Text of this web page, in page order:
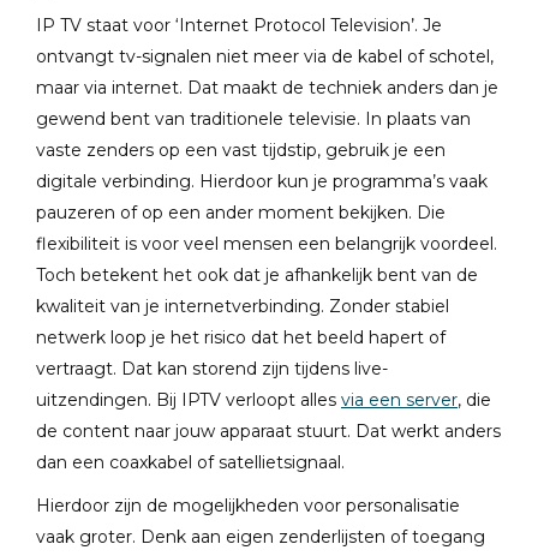
IP TV staat voor ‘Internet Protocol Television’. Je
ontvangt tv-signalen niet meer via de kabel of schotel,
maar via internet. Dat maakt de techniek anders dan je
gewend bent van traditionele televisie. In plaats van
vaste zenders op een vast tijdstip, gebruik je een
digitale verbinding. Hierdoor kun je programma’s vaak
pauzeren of op een ander moment bekijken. Die
flexibiliteit is voor veel mensen een belangrijk voordeel.
Toch betekent het ook dat je afhankelijk bent van de
kwaliteit van je internetverbinding. Zonder stabiel
netwerk loop je het risico dat het beeld hapert of
vertraagt. Dat kan storend zijn tijdens live-
uitzendingen. Bij IPTV verloopt alles via een server, die
de content naar jouw apparaat stuurt. Dat werkt anders
dan een coaxkabel of satellietsignaal.
Hierdoor zijn de mogelijkheden voor personalisatie
vaak groter. Denk aan eigen zenderlijsten of toegang